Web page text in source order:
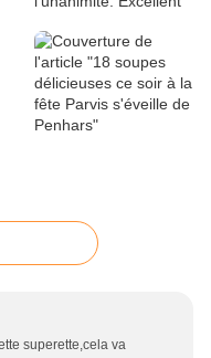
superette,cela va